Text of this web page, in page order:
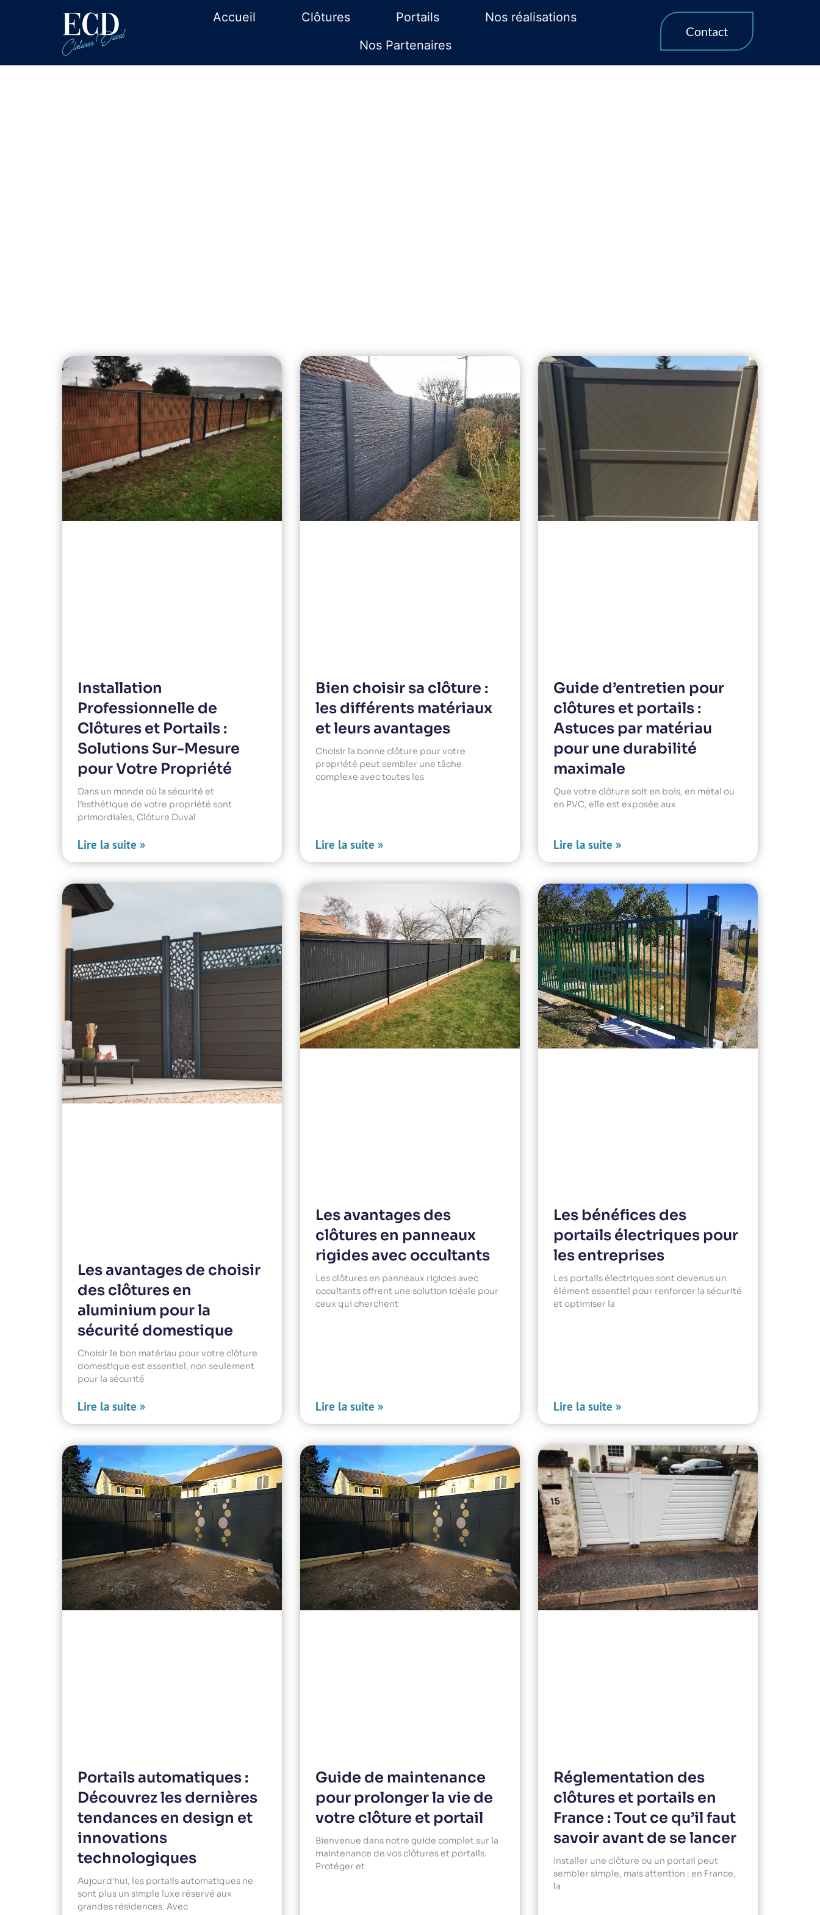
Accueil Clôtures Portails
Nos réalisations
Nos Partenaires
Contact
Installation
Professionnelle de
Clôtures et Portails :
Solutions Sur-Mesure
pour Votre Propriété
Dans un monde où la sécurité et
l’esthétique de votre propriété sont
primordiales, Clôture Duval
Lire la suite »
Bien choisir sa clôture :
les différents matériaux
et leurs avantages
Choisir la bonne clôture pour votre
propriété peut sembler une tâche
complexe avec toutes les
Lire la suite »
Guide d’entretien pour
clôtures et portails :
Astuces par matériau
pour une durabilité
maximale
Que votre clôture soit en bois, en métal ou
en PVC, elle est exposée aux
Lire la suite »
Les avantages de choisir
des clôtures en
aluminium pour la
sécurité domestique
Choisir le bon matériau pour votre clôture
domestique est essentiel, non seulement
pour la sécurité
Lire la suite »
Les avantages des
clôtures en panneaux
rigides avec occultants
Les clôtures en panneaux rigides avec
occultants offrent une solution idéale pour
ceux qui cherchent
Lire la suite »
Les bénéfices des
portails électriques pour
les entreprises
Les portails électriques sont devenus un
élément essentiel pour renforcer la sécurité
et optimiser la
Lire la suite »
Portails automatiques :
Découvrez les dernières
tendances en design et
innovations
technologiques
Aujourd’hui, les portails automatiques ne
sont plus un simple luxe réservé aux
grandes résidences. Avec
Guide de maintenance
pour prolonger la vie de
votre clôture et portail
Bienvenue dans notre guide complet sur la
maintenance de vos clôtures et portails.
Protéger et
Réglementation des
clôtures et portails en
France : Tout ce qu’il faut
savoir avant de se lancer
Installer une clôture ou un portail peut
sembler simple, mais attention : en France,
la